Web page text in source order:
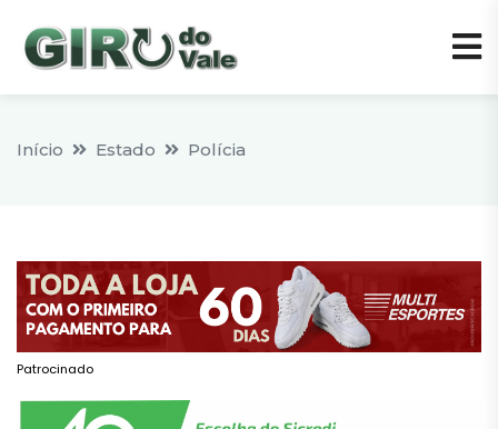
Início Estado Polícia
Patrocinado